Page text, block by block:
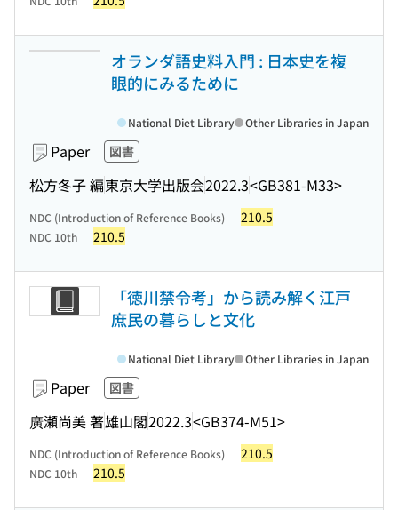
オランダ語史料入門 : 日本史を複
眼的にみるために
Paper 図書
松方冬子 編東京大学出版会2022.3<GB381-M33>
National Diet Library Other Libraries in Japan
NDC (Introduction of Reference Books) 210.5
NDC 10th 210.5
「徳川禁令考」から読み解く江戸
庶民の暮らしと文化
Paper 図書
廣瀬尚美 著雄山閣2022.3<GB374-M51>
National Diet Library Other Libraries in Japan
NDC (Introduction of Reference Books) 210.5
NDC 10th 210.5